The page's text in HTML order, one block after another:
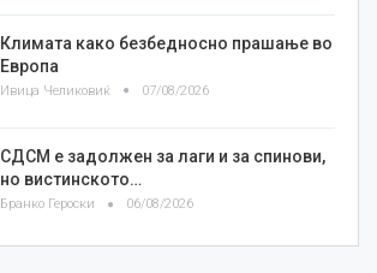
Климата како безбедносно прашање во
Европа
Ивица Челиковиќ 07/08/2026
СДСМ е задолжен за лаги и за спинови,
но вистинското…
Бранко Героски 06/08/2026